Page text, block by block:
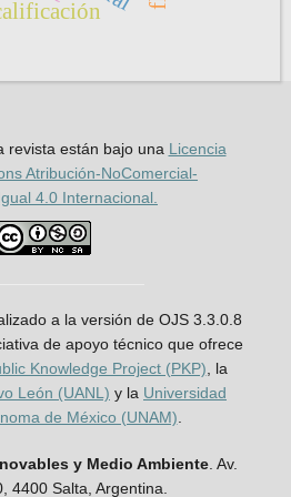
revista están bajo una Licencia
Atribución-NoComercial-
4.0 Internacional.
a la versión de OJS 3.3.0.8
de apoyo técnico que ofrece
Knowledge Project (PKP) , la
León (UANL) y la Universidad
de México (UNAM)
y Medio Ambiente . Av.
4400 Salta, Argentina.